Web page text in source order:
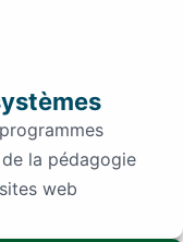
la pédagogie
web